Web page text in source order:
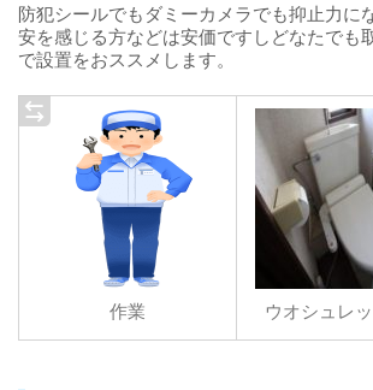
防犯シールでもダミーカメラでも抑止力に
安を感じる方などは安価ですしどなたでも
で設置をおススメします。
作業 ウオシュレ